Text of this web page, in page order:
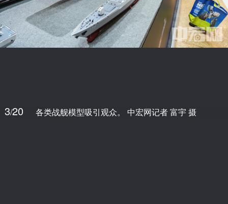
3/20 各类战舰模型吸引观众。 中宏网记者 富宇 摄